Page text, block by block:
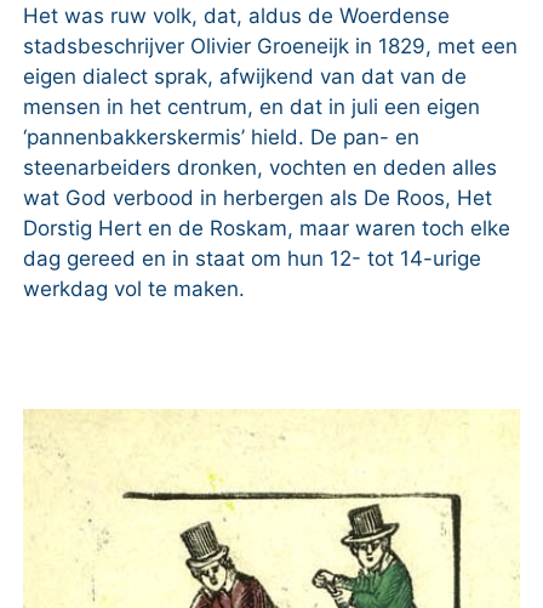
Het was ruw volk, dat, aldus de Woerdense
stadsbeschrijver Olivier Groeneijk in 1829, met een
eigen dialect sprak, afwijkend van dat van de
mensen in het centrum, en dat in juli een eigen
‘pannenbakkerskermis’ hield. De pan- en
steenarbeiders dronken, vochten en deden alles
wat God verbood in herbergen als De Roos, Het
Dorstig Hert en de Roskam, maar waren toch elke
dag gereed en in staat om hun 12- tot 14-urige
werkdag vol te maken.